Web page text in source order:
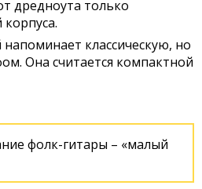
дредноута только
классическую, но
Она считается компактной
фолк-гитары – «малый